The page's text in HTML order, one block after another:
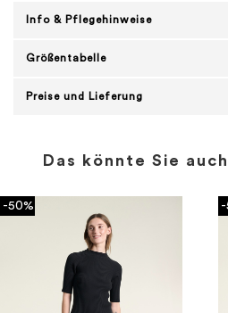
Info & Pflegehinweise
Größentabelle
Preise und Lieferung
Das könnte Sie
-50% -